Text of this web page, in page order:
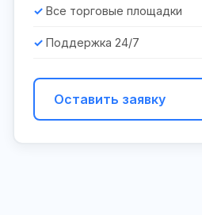
Все торговые площадки
Поддержка 24/7
Оставить заявку